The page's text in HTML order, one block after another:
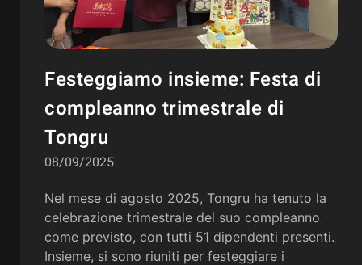
Festeggiamo insieme: Festa di
compleanno trimestrale di
Tongru
08/09/2025
Nel mese di agosto 2025, Tongru ha tenuto la
celebrazione trimestrale del suo compleanno
come previsto, con tutti 51 dipendenti presenti.
Insieme, si sono riuniti per festeggiare i